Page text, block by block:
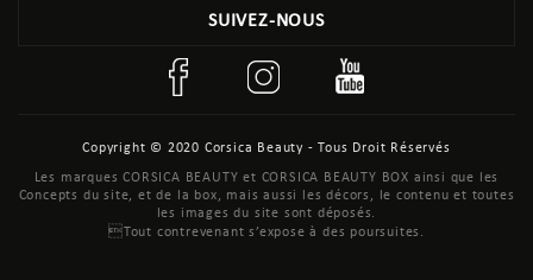
SUIVEZ-NOUS
Copyright © 2020 Corsica Beauty - Tous Droit Réservés
Les marques CORSICA BEAUTY et CORSICA BEAUTY BOX ainsi que les
Concepts du site, et de la box, mais aussi les décors, le contenu et toutes
les images du site sont déposés.
Tout contrevenant s’expose à des poursuites.